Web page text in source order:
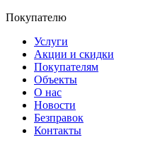
Покупателю
Услуги
Акции и скидки
Покупателям
Объекты
О нас
Новости
Безправок
Контакты